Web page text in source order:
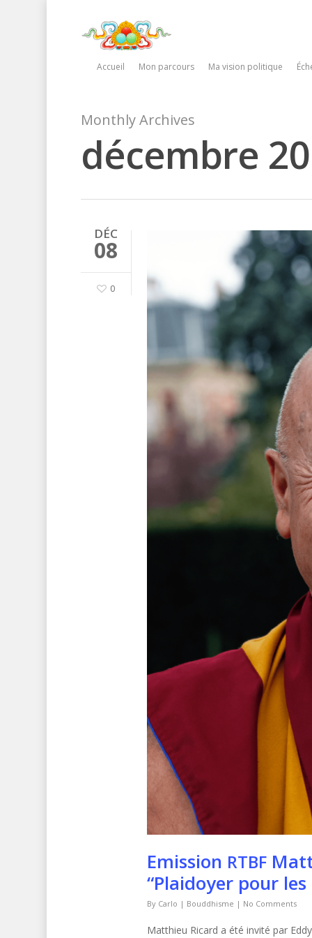
Accueil Mon parcours Ma vision politique
Monthly Archives
décembre
DÉC
08
0
Emission RTBF
“Plaidoyer pour
By Carlo | Bouddhisme | No Comments
Matthieu Ricard a été invité par